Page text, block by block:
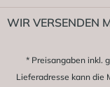
WIR VERSENDEN
* Preisangaben inkl.
Lieferadresse kann die